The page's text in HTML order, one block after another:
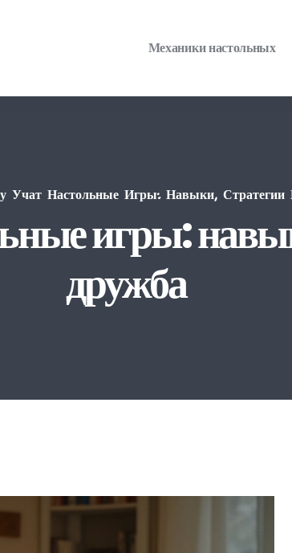
Механики настольных
игры:
дружба
Учат Настольные Игры: Навыки,